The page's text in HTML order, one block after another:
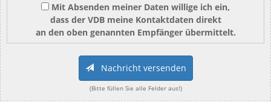
Mit Absenden meiner Daten willige ich ein,
dass der VDB meine Kontaktdaten direkt
an den oben genannten Empfänger übermittelt.
Nachricht versenden
(Bitte füllen Sie alle Felder aus!)